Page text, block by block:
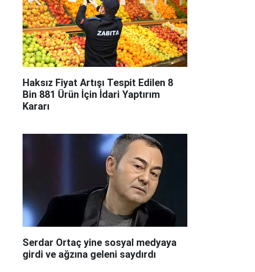
Haksız Fiyat Artışı Tespit Edilen 8
Bin 881 Ürün İçin İdari Yaptırım
Kararı
Serdar Ortaç yine sosyal medyaya
girdi ve ağzına geleni saydırdı